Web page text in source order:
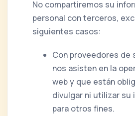
No compartiremos su
personal con terceros,
siguientes casos:
Con proveedores de
nos asisten en la
web y que están
divulgar ni utilizar su
para otros fines.